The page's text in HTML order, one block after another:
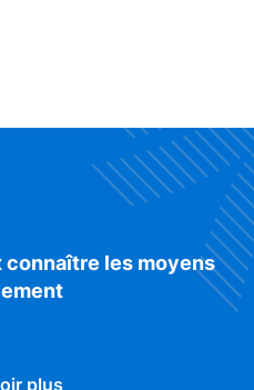
connaître les moyens
plus